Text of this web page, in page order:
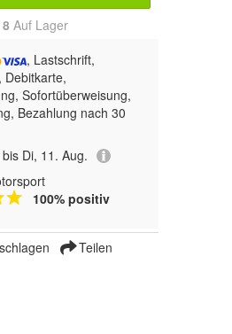
8 Auf Lager
, Lastschrift,
Debitkarte,
Sofortüberweisung,
Bezahlung nach 30
Di, 11. Aug.
100% positiv
Teilen